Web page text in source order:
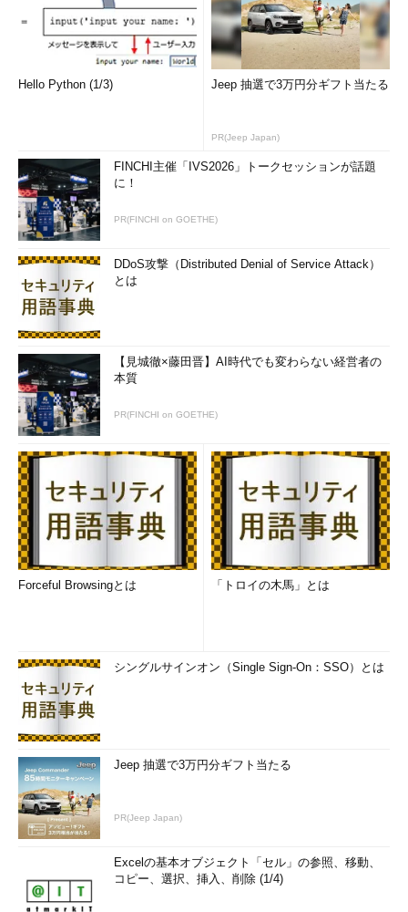
ストールされます。 ］をクリックする。
コントロールパネルから自動適用時刻を変更する（その3）
これは自動メンテナンスの設定画面。開始時刻とスリープ解
（4）ここで指定した時刻になると、自動メンテナンスが
始まる。確認した限りでは、セキュリティスキャンなど他の
メンテナンス作業より後に、更新プログラムの適用が始まる
ことがあるようだ。そのため、ここで指定した時刻より数分
あるいは数十分遅れて適用される可能性がある。
（5）スリープ中のコンピューターをレジューム（復帰）
を入れてオンにする。
［OK］ボタンをクリックすると設定変更が反映され
る。
●適用するサイクル（間隔）を「毎日」から「毎週」に変更する
上記の手順で更新プログラムの適用時刻は変更できる。だが適
＊1自動メンテナンスはタスクスケジューラーのタスクとし
て実装されている。そのため、タスクスケジューラーで該当タ
スクの実行サイクルを変更すればよさそうだ。しかし、いつの
まにか設定がリセットされて元の「毎日」というサイクルに戻
スのタスクをむやみに手動で変更するのは、気を付けた方がよ
さそうだ。
そこでグループポリシーを活用すると、更新プログラム適用を
自動メンテナンスから分離独立して別個に実行することで、これ
を実現できる。ただしWindows 8／8.1無印エディションでは、
グループポリシーを利用できないため、以下の設定はできない
Hello Python (1/3) Jeep 抽選で3万円分ギフト当たる
PR(Jeep Japan)
FINCHI主催「IVS2026」トークセッションが話題
に！
PR(FINCHI on GOETHE)
DDoS攻撃（Distributed Denial of Service Attack）
とは
【見城徹×藤田晋】AI時代でも変わらない経営者の
本質
PR(FINCHI on GOETHE)
Forceful Browsingとは 「トロイの木馬」とは
シングルサインオン（Single Sign-On：SSO）とは
Jeep 抽選で3万円分ギフト当たる
PR(Jeep Japan)
Excelの基本オブジェクト「セル」の参照、移動、
コピー、選択、挿入、削除 (1/4)